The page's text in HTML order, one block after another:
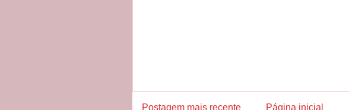
Postagem mais recente Página inicial